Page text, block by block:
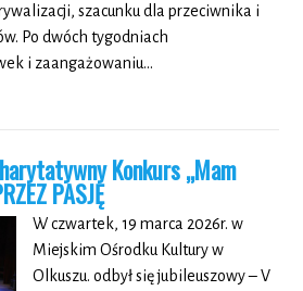
szacunku dla przeciwnika i
Po dwóch tygodniach
i zaangażowaniu…
Konkurs „Mam
PASJĘ
W czwartek, 19 marca 2026r. w
Miejskim Ośrodku Kultury w
Olkuszu. odbył się jubileuszowy – V